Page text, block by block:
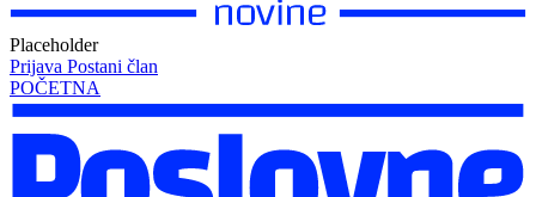
Placeholder
Prijava Postani član
POČETNA